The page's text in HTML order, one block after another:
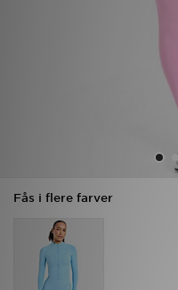
Fås i flere farver